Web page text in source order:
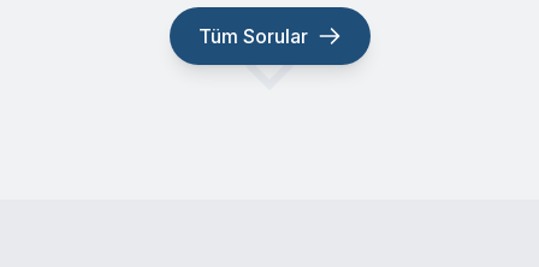
Tüm Sorular